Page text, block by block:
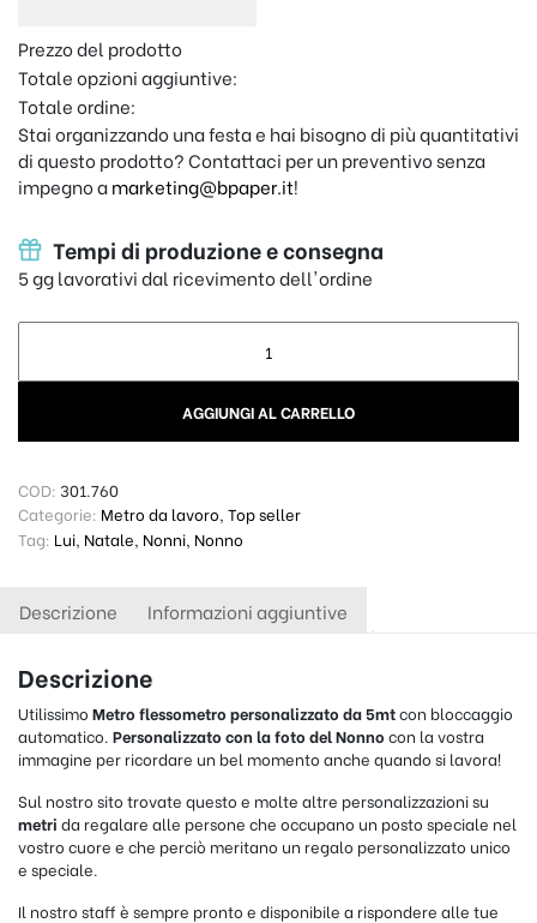
Prezzo del prodotto
Totale opzioni aggiuntive:
Totale ordine:
Stai organizzando una festa e hai bisogno di più quantitativi
di questo prodotto? Contattaci per un preventivo senza
impegno amarketing@bpaper.it!
Tempi di produzione e consegna
5 gg lavorativi dal ricevimento dell'ordine
AGGIUNGI AL CARRELLO
COD: 301.760
Categorie: Metro da lavoro, Top seller
Tag: Lui Natale Nonni Nonno
Descrizione Informazioni aggiuntive
Descrizione
Utilissimo Metro flessometro personalizzato da 5mtcon bloccaggio
automatico. Personalizzato con la foto del Nonno con la vostra
immagine per ricordare un bel momento anche quando si lavora!
Sul nostro sito trovate questo e molte altre personalizzazioni su
metri da regalare alle persone che occupano un posto speciale nel
vostro cuore e che perciò meritano un regalo personalizzato unico
e speciale.
Il nostro staff è sempre pronto e disponibile a rispondere alle tue